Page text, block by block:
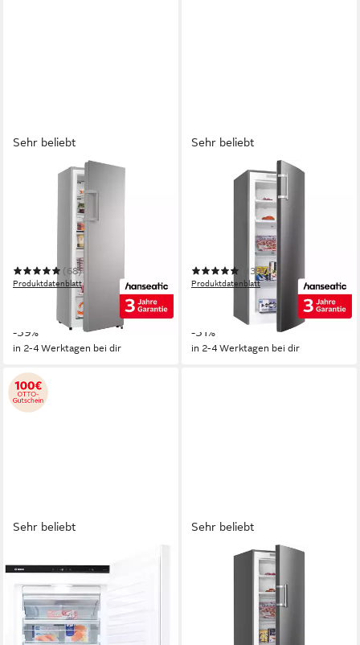
Sehr beliebt
HANSEATIC
Gefrierschrank
HGS17260CNFI
59,5 x 172 x 60 cm
Kapazität Gefrieren
Betriebsgeräusch
(68)
Produktdatenblatt
UVP
mtl. in 48 Raten
-39%
in 2-4 Werktagen bei dir
Sehr beliebt
HANSEATIC
Gefrierschrank
HGS14355CNFI
54 x 143 x 60 cm B/H/T
Kapazität Gefrieren
Betriebsgeräusch
(139)
Produktdatenblatt
UVP699,00 €
mtl. in 36 Raten
-31%
in 2-4 Werktagen bei dir
Sehr beliebt
Gefrierschrank Serie 6
GSN54AWCV
70 x 176 x 78 cm
B/H/T
328 l Kapazität Gefrieren
38 dB(A) Betriebsgeräusch
Sehr beliebt
HANSEATIC
Gefrierschrank
HGS17154DNFI
54 x 170,5 x 60 cm B/H/T
Kapazität Gefrieren
Betriebsgeräusch